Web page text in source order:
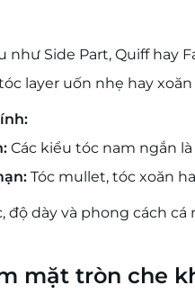
như Side Part, Quiff hay
layer uốn nhẹ hay
Các kiểu tóc nam ngắn
Tóc mullet, tóc xoăn
độ dày và phong cách
mặt tròn che